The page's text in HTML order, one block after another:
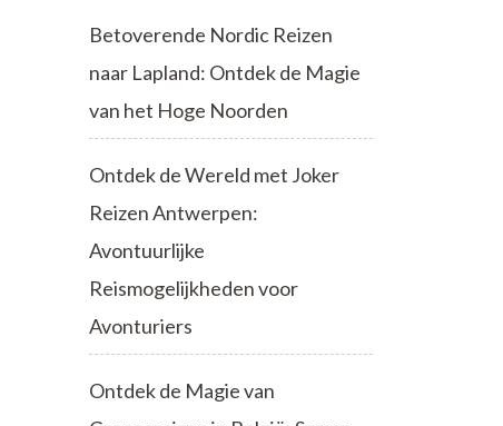
Betoverende Nordic Reizen
naar Lapland: Ontdek de Magie
van het Hoge Noorden
Ontdek de Wereld met Joker
Reizen Antwerpen:
Avontuurlijke
Reismogelijkheden voor
Avonturiers
Ontdek de Magie van